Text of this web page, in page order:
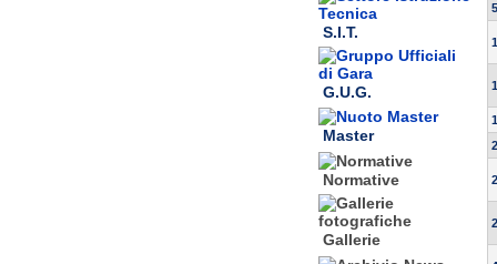
S.I.T.
G.U.G.
Master
Normative
Gallerie